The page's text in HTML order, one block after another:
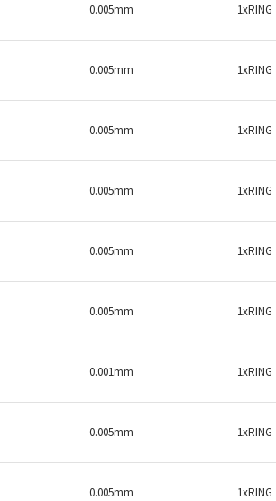
0.005mm 1xRING
0.005mm 1xRING
0.005mm 1xRING
0.005mm 1xRING
0.005mm 1xRING
0.005mm 1xRING
0.001mm 1xRING
0.005mm 1xRING
0.005mm 1xRING